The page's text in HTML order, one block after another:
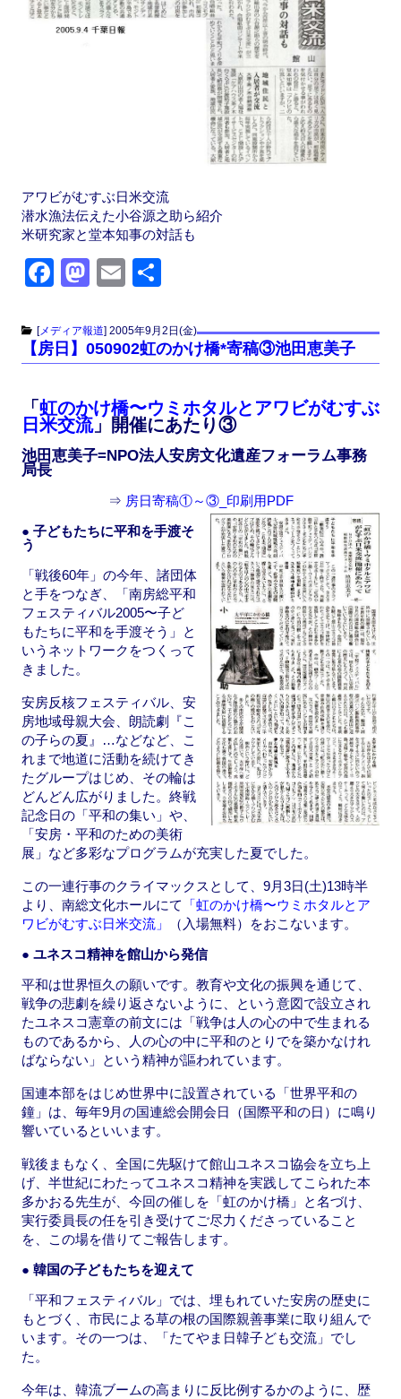
アワビがむすぶ日米交流
潜水漁法伝えた小谷源之助ら紹介
米研究家と堂本知事の対話も
F
c
e
o
o
k
M
st
o
o
n
E
ail
[メディア報道] 2005年9月2日(金)
【房日】050902虹のかけ橋*寄稿③池田恵美子
「 虹のかけ橋〜ウミホタルとアワビがむすぶ
日米交流」開催にあたり③
池田恵美子=NPO法人安房文化遺産フォーラム事務
局長
⇒ 房日寄稿①～③_印刷用PDF
● 子どもたちに平和を手渡そ
う
「戦後60年」の今年、諸団体
と手をつなぎ、「南房総平和
フェスティバル2005〜子ど
もたちに平和を手渡そう」と
いうネットワークをつくって
きました。
安房反核フェスティバル、安
房地域母親大会、朗読劇『こ
の子らの夏』…などなど、こ
れまで地道に活動を続けてき
たグループはじめ、その輪は
どんどん広がりました。終戦
記念日の「平和の集い」や、
「安房・平和のための美術
展」など多彩なプログラムが充実した夏でした。
この一連行事のクライマックスとして、9月3日(土)13時半
より、南総文化ホールにて
「虹のかけ橋〜ウミホタルとア
ワビがむすぶ日米交流」
（入場無料）をおこないます。
● ユネスコ精神を館山から発信
平和は世界恒久の願いです。教育や文化の振興を通じて、
戦争の悲劇を繰り返さないように、という意図で設立され
たユネスコ憲章の前文には「戦争は人の心の中で生まれる
ものであるから、人の心の中に平和のとりでを築かなけれ
ばならない」という精神が謳われています。
国連本部をはじめ世界中に設置されている「世界平和の
鐘」は、毎年9月の国連総会開会日（国際平和の日）に鳴り
響いているといいます。
戦後まもなく、全国に先駆けて館山ユネスコ協会を立ち上
げ、半世紀にわたってユネスコ精神を実践してこられた本
多かおる先生が、今回の催しを「虹のかけ橋」と名づけ、
実行委員長の任を引き受けてご尽力くださっていること
を、この場を借りてご報告します。
● 韓国の子どもたちを迎えて
「平和フェスティバル」では、埋もれていた安房の歴史に
もとづく、市民による草の根の国際親善事業に取り組んで
います。その一つは、「たてやま日韓子ども交流」でし
た。
今年は、韓流ブームの高まりに反比例するかのように、歴